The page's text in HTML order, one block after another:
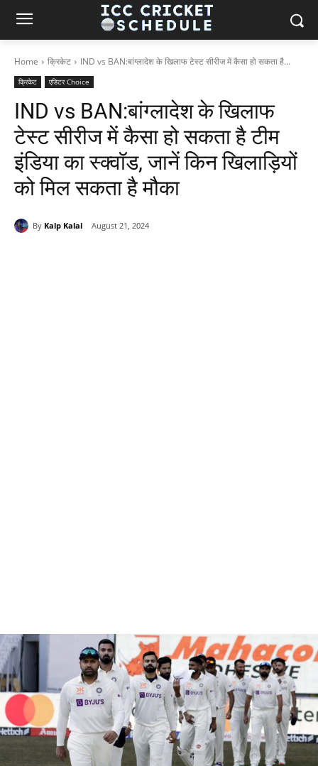
Home क्रिकेट IND vs BAN:बांग्लादेश के खिलाफ टेस्ट सीरीज में कैसा हो सकता है...
क्रिकेट एडिटर Choice
IND vs BAN:बांग्लादेश के खिलाफ
टेस्ट सीरीज में कैसा हो सकता है टीम
इंडिया का स्क्वॉड, जानें किन खिलाड़ियों
को मिल सकता है मौका
By Kalp Kalal August 21, 2024